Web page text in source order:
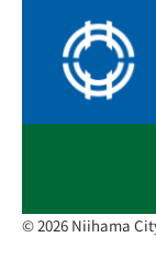
© 2026 Niihama